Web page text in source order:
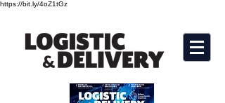
https://bit.ly/4oZ1tGz